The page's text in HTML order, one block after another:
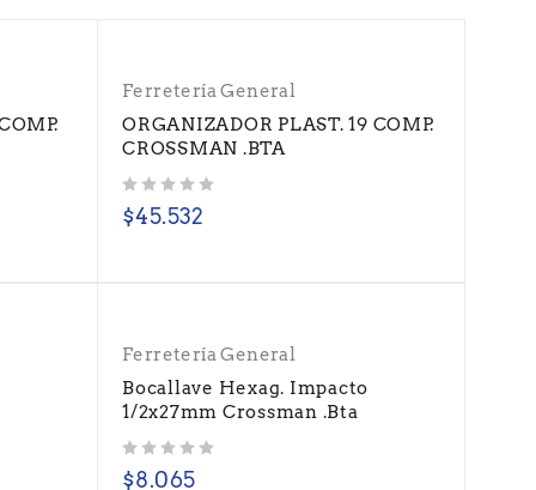
Ferretería General
ORGANIZADOR PLAST. 19 COMP.
CROSSMAN .BTA
$45.532
Ferretería General
Bocallave Hexag. Impacto
1/2x27mm Crossman .Bta
$8.065